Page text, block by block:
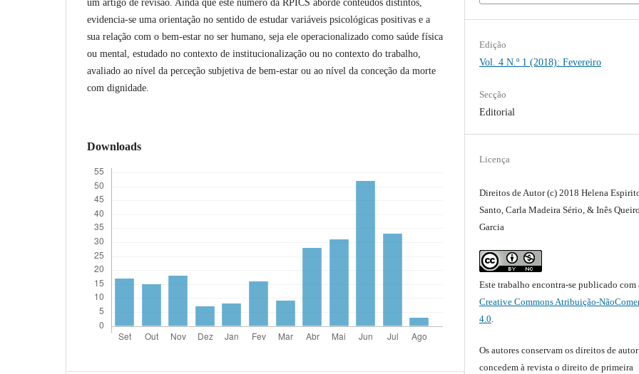
um artigo de revisão. Ainda que este número da RPICS aborde conteúdos distintos,
evidencia-se uma orientação no sentido de estudar variáveis psicológicas positivas e a
sua relação com o bem-estar no ser humano, seja ele operacionalizado como saúde física
ou mental, estudado no contexto de institucionalização ou no contexto do trabalho,
avaliado ao nível da perceção subjetiva de bem-estar ou ao nível da conceção da morte
com dignidade.
Downloads
Edição
Vol. 4 N.º 1 (2018): Fevereiro
Secção
Editorial
Licença
Direitos de Autor (c) 2018 Helena
Santo, Carla Madeira Sério, & Inês
Garcia
Este trabalho encontra-se publicado com
Creative Commons Atribuição-
4.0
Os autores conservam os direitos de
concedem à revista o direito de primeira